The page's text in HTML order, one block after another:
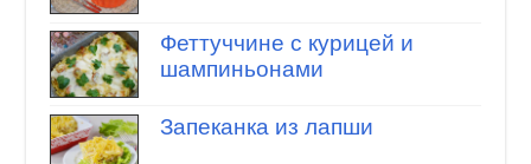
Феттуччине с курицей и
шампиньонами
Запеканка из лапши